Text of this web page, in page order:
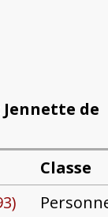
de
Classe